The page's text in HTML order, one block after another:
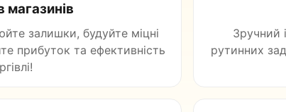
магазинів
залишки, будуйте міцні
прибуток та ефективність
Зручний
рутинних